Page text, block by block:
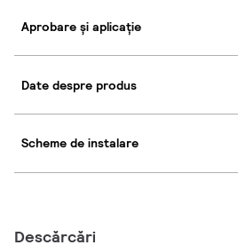
Aprobare și aplicație
Date despre produs
Scheme de instalare
Descărcări